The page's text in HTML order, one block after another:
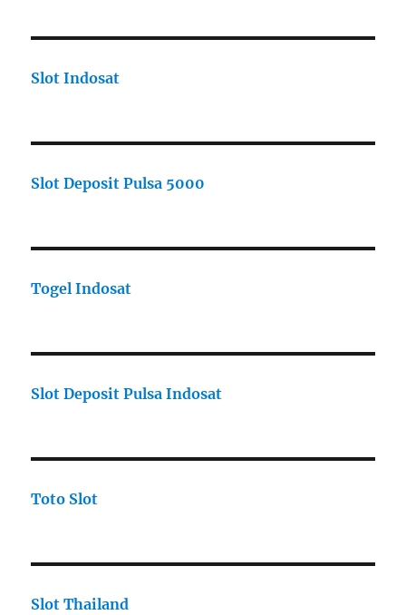
Slot Indosat
Slot Deposit Pulsa 5000
Togel Indosat
Slot Deposit Pulsa Indosat
Toto Slot
Slot Thailand